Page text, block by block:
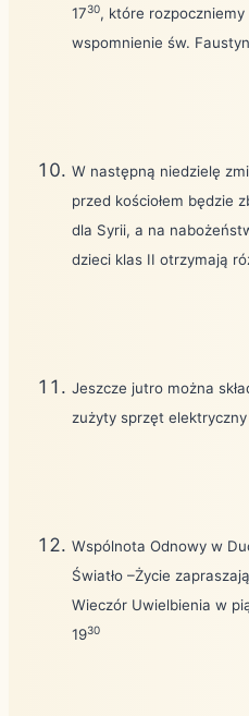
1730, które
wspomnienie św.
W następną niedzielę
przed kościołem będzie
dla Syrii, a na
dzieci klas II otrzymają
Jeszcze jutro można
zużyty sprzęt
Wspólnota Odnowy w
Światło –Życie
Wieczór Uwielbienia w
1930